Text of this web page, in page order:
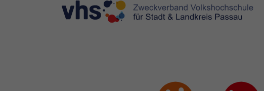
Skip to main content
Skip to page footer